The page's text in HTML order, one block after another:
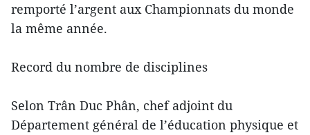
remporté l’argent aux Championnats du monde
la même année.
Record du nombre de disciplines
Selon Trân Duc Phân, chef adjoint du
Département général de l’éducation physique et